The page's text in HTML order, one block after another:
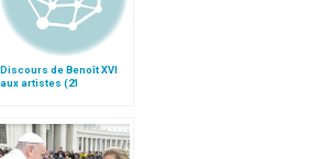
Discours de Benoît XVI
aux artistes (21
novembre)